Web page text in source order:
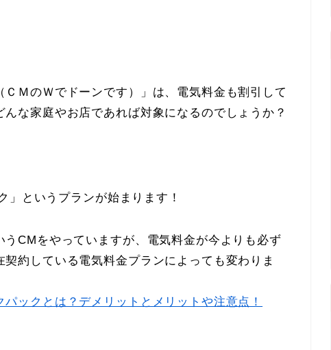
ＭのＷでドーンです）」は、電気料金も割引して
な家庭やお店であれば対象になるのでしょうか？
」というプランが始まります！
うCMをやっていますが、電気料金が今よりも必ず
約している電気料金プランによっても変わりま
パックとは？デメリットとメリットや注意点！